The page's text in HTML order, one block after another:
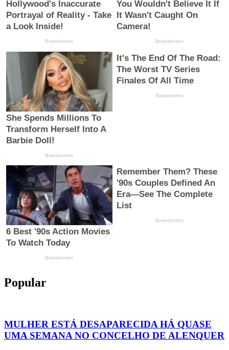
Popular
MULHER ESTÁ DESAPARECIDA HÁ QUASE
UMA SEMANA NO CONCELHO DE ALENQUER